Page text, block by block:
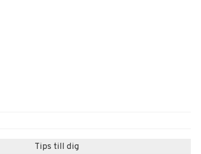
Tips till dig